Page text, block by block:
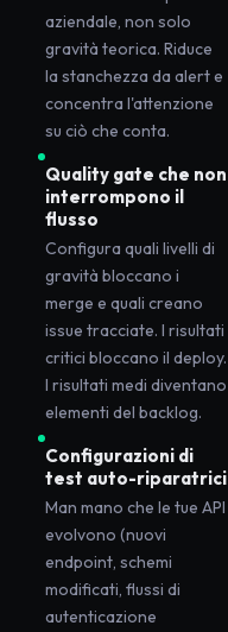
aziendale, non solo
gravità teorica. Riduce
la stanchezza da alert e
concentra l'attenzione
su ciò che conta.
Quality gate che non
interrompono il
flusso
Configura quali livelli di
gravità bloccano i
merge e quali creano
issue tracciate. I risultati
critici bloccano il deploy.
I risultati medi diventano
elementi del backlog.
Configurazioni di
test auto-riparatrici
Man mano che le tue API
evolvono (nuovi
endpoint, schemi
modificati, flussi di
autenticazione